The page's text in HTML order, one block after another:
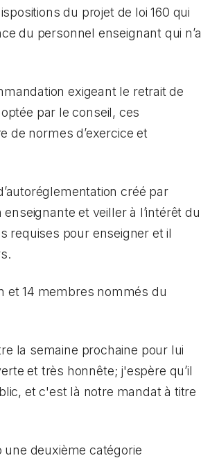
du projet de loi 160 qui
du personnel enseignant qui n’a
exigeant le retrait de
par le conseil, ces
de normes d’exercice et
créé par
et veiller à l’intérêt du
requises pour enseigner et il
et 14 membres nommés du
la semaine prochaine pour lui
et très honnête; j'espère qu’il
et c'est là notre mandat à titre
deuxième catégorie